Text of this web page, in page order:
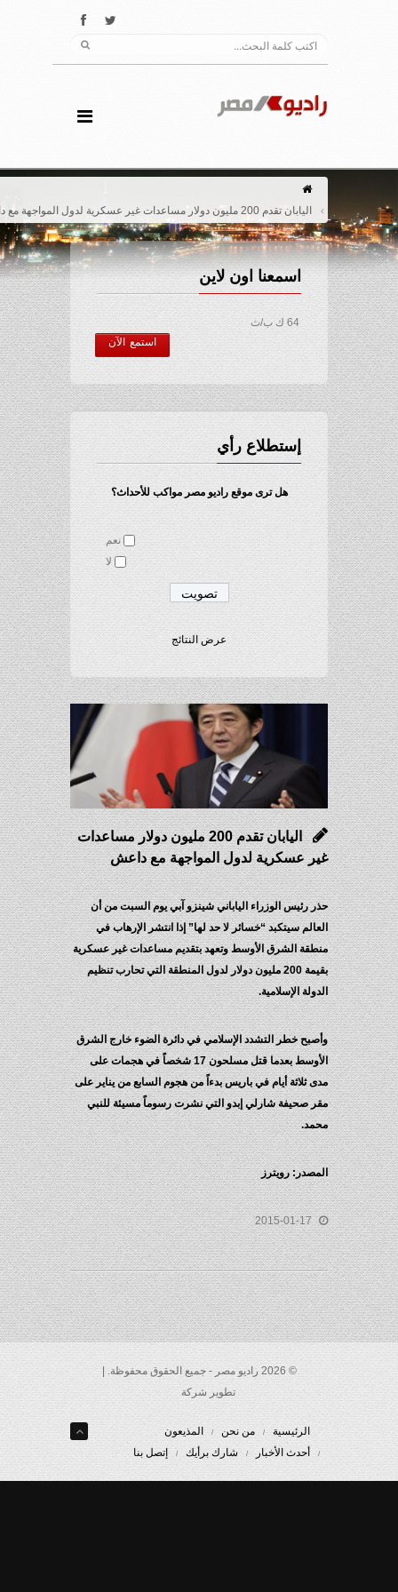
اليابان تقدم 200 مليون دولار مساعدات غير عسكرية لدول المواجهة مع داعش
اسمعنا اون لاين
64 ك ب/ث
استمع الآن
إستطلاع رأي
هل ترى موقع راديو مصر مواكب للأحداث؟
نعم
عرض النتائج
اليابان تقدم 200 مليون دولار مساعدات
غير عسكرية لدول المواجهة مع داعش
حذر رئيس الوزراء الياباني شينزو آبي يوم السبت من أن
العالم سيتكبد “خسائر لا حد لها” إذا انتشر الإرهاب في
منطقة الشرق الأوسط وتعهد بتقديم مساعدات غير عسكرية
بقيمة 200 مليون دولار لدول المنطقة التي تحارب تنظيم
الدولة الإسلامية.
وأصبح خطر التشدد الإسلامي في دائرة الضوء خارج الشرق
الأوسط بعدما قتل مسلحون 17 شخصاً في هجمات على
مدى ثلاثة أيام في باريس بدءاً من هجوم السابع من يناير على
مقر صحيفة شارلي إبدو التي نشرت رسوماً مسيئة للنبي
محمد.
المصدر: رويترز
2015-01-17
© 2026 راديو مصر - جميع الحقوق محفوظة. |
تطوير شركة
الرئيسية من نحن
المذيعون
أحدث الأخبار
شارك برأيك إتصل بنا